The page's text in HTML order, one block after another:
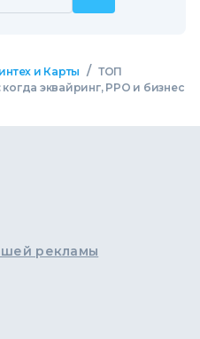
и Карты / ТОП
эквайринг, РРО и бизнес
рекламы